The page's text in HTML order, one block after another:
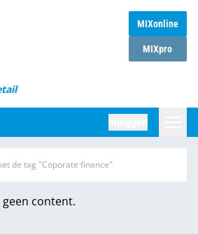
MIXonline
MIXpro
de tag "Coporate finance"
content.